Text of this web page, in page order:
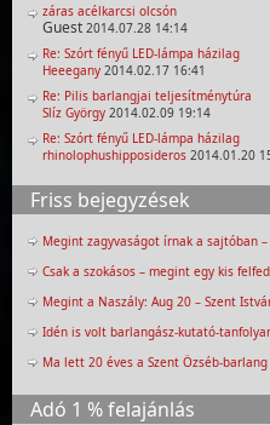
záras acélkarcsi olcsón
Guest 2014.07.28 14:14
Re: Szórt fényű LED-lámpa házilag
Heeegany 2014.02.17 16:41
Re: Pilis barlangjai teljesítménytúra
Slíz György 2014.02.09 19:14
Re: Szórt fényű LED-lámpa házilag
rhinolophushipposideros 2014.01.20
Friss bejegyzések
Megint zagyvaságot írnak a sajtóban
Csak a szokásos – megint egy kis
Megint a Naszály: Aug 20 – Szent
Idén is volt barlangász-kutató-
Ma lett 20 éves a Szent Özséb-barlang
Adó 1 % felajánlás